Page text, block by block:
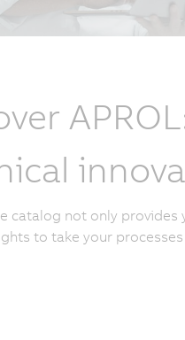
catalog not only
to take your